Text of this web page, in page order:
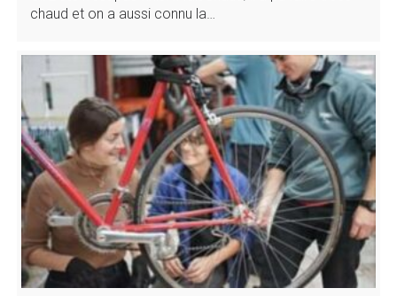
chaud et on a aussi connu la…